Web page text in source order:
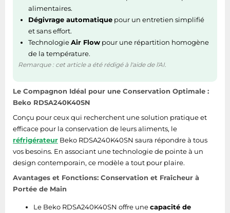
d'énergie
Fréquence d'entrée
AC
Tension d'entrée AC 220 - 240 V
énergétique
A à G
Classe d'efficacité
énergétique
Ergonomie
Sécurité alarme
porte ouverte
alimentaires.
Dégivrage automatique pour un entretien simplifié
et sans effort.
TechnologieAir Flow pour une répartition homogène
de la température.
Remarque : cet article a été rédigé à l'aide de l'AI.
Le Compagnon Idéal pour une Conservation Optimale :
Beko RDSA240K40SN
Conçu pour ceux qui recherchent une solution pratique et
efficace pour la conservation de leurs aliments, le
réfrigérateur Beko RDSA240K40SN saura répondre à tous
vos besoins. En associant une technologie de pointe à un
design contemporain, ce modèle a tout pour plaire.
Avantages et Fonctions: Conservation et Fraîcheur à
Portée de Main
Le Beko RDSA240K40SN offre unecapacité de